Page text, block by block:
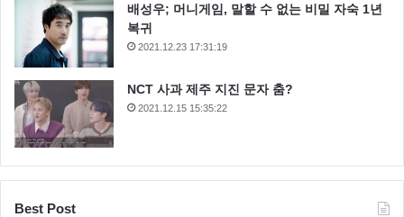
배성우; 머니게임, 말할 수 없는 비밀 자숙 1년
복귀
2021.12.23 17:31:19
NCT 사과 제주 지진 문자 춤?
2021.12.15 15:35:22
Best Post